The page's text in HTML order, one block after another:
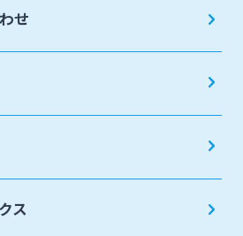
せ
ス